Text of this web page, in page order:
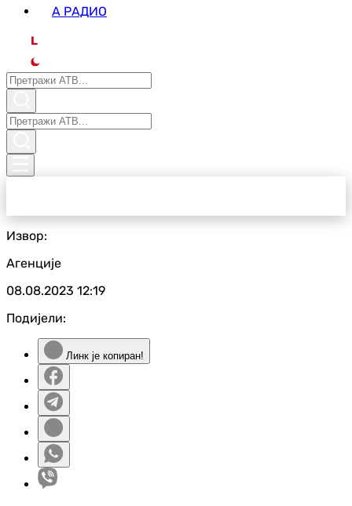
А РАДИО
L
Извор:
Агенције
08.08.2023 12:19
Подијели:
Линк је копиран!